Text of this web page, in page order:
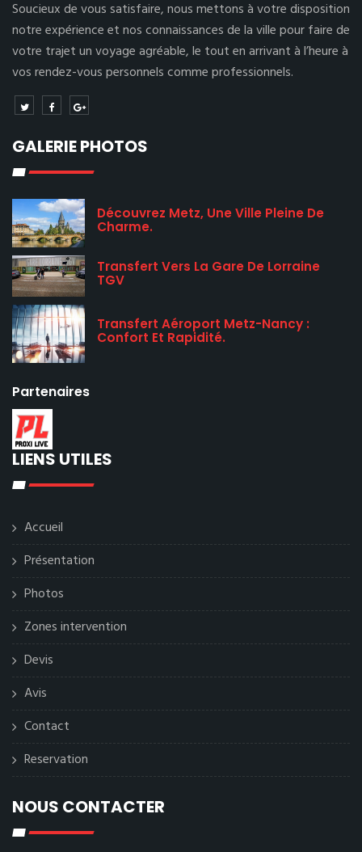
Soucieux de vous satisfaire, nous mettons à votre disposition
notre expérience et nos connaissances de la ville pour faire de
votre trajet un voyage agréable, le tout en arrivant à l’heure à
vos rendez-vous personnels comme professionnels.
GALERIE PHOTOS
Découvrez Metz, Une Ville Pleine De
Charme.
Transfert Vers La Gare De Lorraine
TGV
Transfert Aéroport Metz-Nancy :
Confort Et Rapidité.
Partenaires
LIENS UTILES
Accueil
Présentation
Photos
Zones intervention
Devis
Avis
Contact
Reservation
NOUS CONTACTER